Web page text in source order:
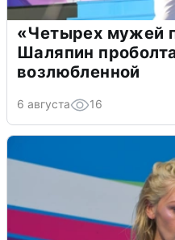
«Четырех мужей
Шаляпин
возлюбленной
6 августа 16